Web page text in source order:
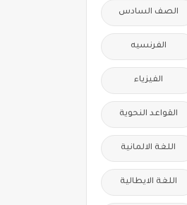
الصف السادس
الفرنسيه
الفيزياء
القواعد النحوية
اللغة الالمانية
اللغة الايطالية